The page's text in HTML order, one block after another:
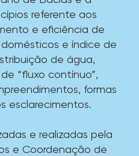
referente aos
e eficiência de
e índice de
de água,
“fluxo contínuo”,
formas
esclarecimentos.
e realizadas pela
e Coordenação de